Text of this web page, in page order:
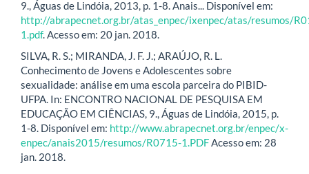
9., Águas de Lindóia, 2013, p. 1-8. Anais... Disponível em:
http://abrapecnet.org.br/atas_enpec/ixenpec/atas/resumos/
1.pdf. Acesso em: 20 jan. 2018.
SILVA, R. S.; MIRANDA, J. F. J.; ARAÚJO, R. L.
Conhecimento de Jovens e Adolescentes sobre
sexualidade: análise em uma escola parceira do PIBID-
UFPA. In: ENCONTRO NACIONAL DE PESQUISA EM
EDUCAÇÃO EM CIÊNCIAS, 9., Águas de Lindóia, 2015, p.
1-8. Disponível em: http://www.abrapecnet.org.br/enpec/x-
enpec/anais2015/resumos/R0715-1.PDFAcesso em: 28
jan. 2018.